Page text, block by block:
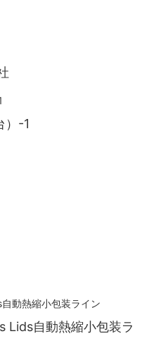
）-1
自動熱縮小包装ラ